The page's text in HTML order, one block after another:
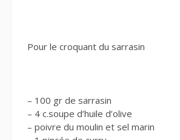
Pour le croquant du sarrasin
– 100 gr de sarrasin
– 4 c.soupe d’huile d’olive
– poivre du moulin et sel marin